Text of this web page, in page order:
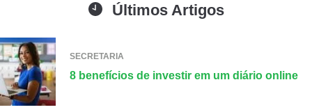
Últimos Artigos
SECRETARIA
8 benefícios de investir em um diário online